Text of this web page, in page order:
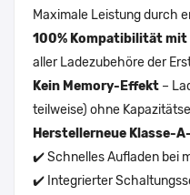
Maximale Leistung durch
100% Kompatibilität
aller Ladezubehöre der
Kein Memory-Effekt –
teilweise) ohne
Herstellerneue Klasse-
✔️ Schnelles Aufladen bei
✔️ Integrierter